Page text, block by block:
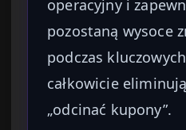
operacyjny i
pozostaną wysoce
podczas
całkowicie
„odcinać kupony”.